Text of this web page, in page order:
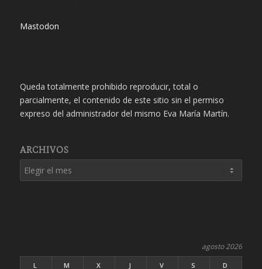
Mastodon
Queda totalmente prohibido reproducir, total o
parcialmente, el contenido de este sitio sin el permiso
expreso del administrador del mismo Eva María Martín.
ARCHIVOS
agosto 2026
L M X J V S
D